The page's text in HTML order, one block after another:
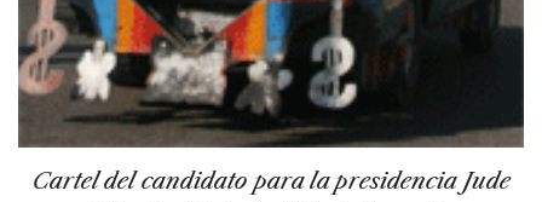
Cartel del candidato para la presidencia Jude